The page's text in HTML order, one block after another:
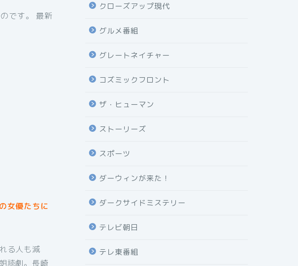
です。 最新
女優たちに
る人も減
読劇。長崎
クローズアップ現代
グルメ番組
グレートネイチャー
コズミックフロント
ザ・ヒューマン
ストーリーズ
スポーツ
ダーウィンが来た！
ダークサイドミステリー
テレビ朝日
テレ東番組